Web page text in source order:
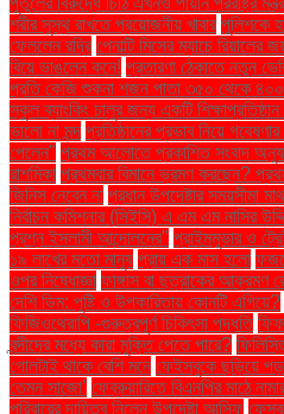
শরীর সুস্থ রাখতে প্রয়োজনীয় খাবার পুলিশকে
ফেললেন রদ্রি পেনাল্টি মিসের ম্যাচে রিয়ালের
বিয়ে ভাঙলেন কনে! প্রতারণা ঠেকাতে নতুন
প্রতি কেজি শুকনা শজন পাতা ৩৫০ থেকে ৪০০
স্কুল ব্যাংকিং চালুর জন্য একটি
ভালো না মন্দ প্রতিষ্ঠানের প্রভাব নিয়ে
পেলেন" প্রথম আলোতে প্রকাশিত সংবাদ
রাশমিকা প্রথমবার বিমানে ভ্রমণ করছেন?
জিনিস নেবেন না প্রধান উপদেষ্টার সময়সীমা
নির্বাচন কমিশনার (সিইসি) এ এম এম নাসির
প্রশ্ন ইসলামী আন্দোলনের" প্রাইমমুভার ও
১৯ লাখের মতো মানুষ প্রায় এক মাস হলো
ওপর নিষেধাজ্ঞা ফাঙ্গাস বা ছত্রাকের আক্রমণ
দেশি ডিম: পুষ্টি ও উপকারিতায় কোনটি এগিয়ে?
ফিজিওথেরাপি -গুরুত্বপূর্ণ চিকিৎসা পদ্ধতি
বন্দীদের মধ্যে কারা মুক্তি পেতে পারে?
গোলটাই থাকে বেশি মনে ফেইসবুকে ছড়িয়ে
তেমন সাজো’ ফেব্রুয়ারিতে বিএনপির মাঠে
পরিবারের দায়িত্ব নিলেন উপদেষ্টা আসিফ